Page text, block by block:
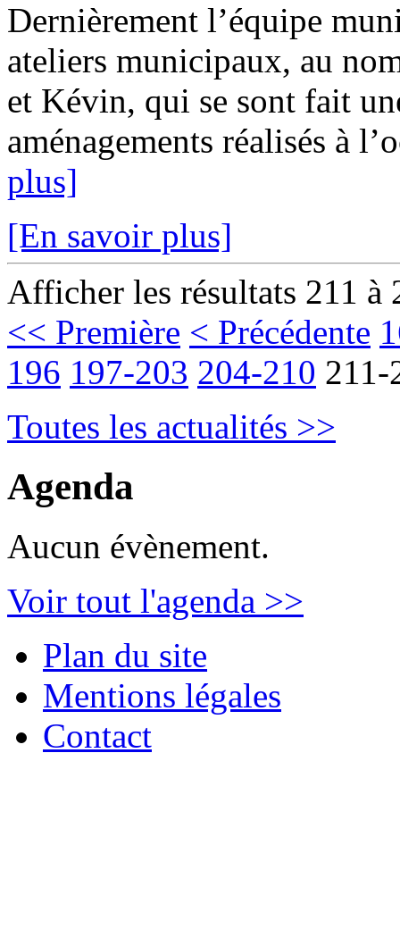
Dernièrement l’équipe
ateliers municipaux, au
et Kévin, qui se sont fait
aménagements réalisés à
plus]
[En savoir plus]
Afficher les résultats 211 à
<< Première < Précédente
196 197-203 204-210 211-
Toutes les actualités >>
Agenda
Aucun évènement.
Voir tout l'agenda >>
Plan du site
Mentions légales
Contact